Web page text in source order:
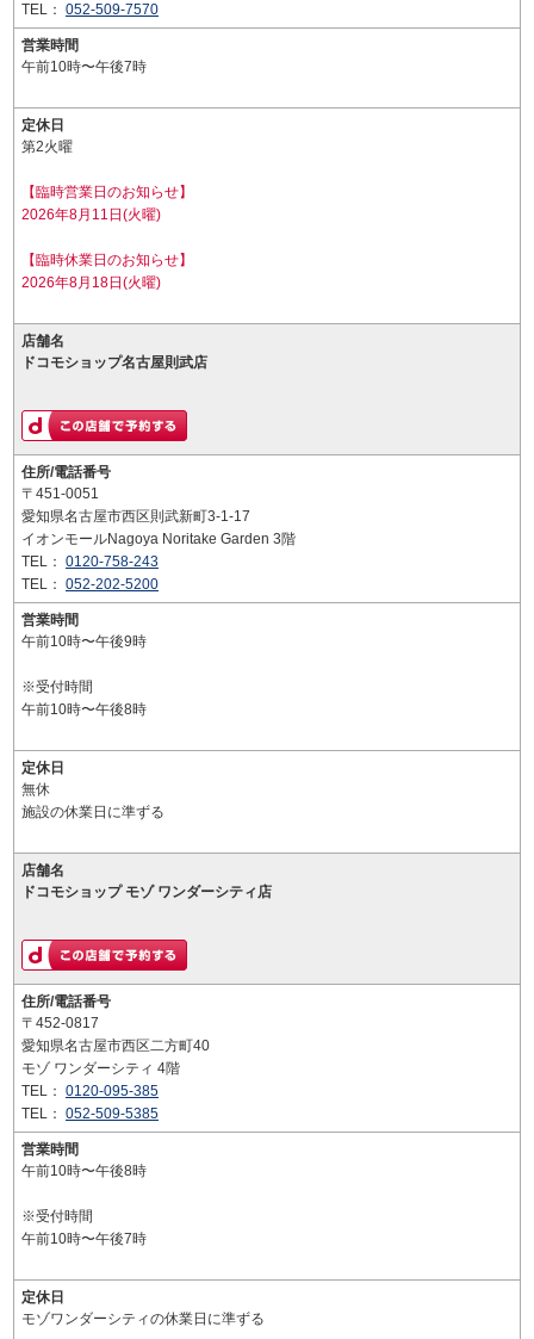
TEL： 052-509-7570
営業時間
午前10時〜午後7時
定休日
第2火曜
【臨時営業日のお知らせ】
2026年8月11日(火曜)
【臨時休業日のお知らせ】
2026年8月18日(火曜)
店舗名
ドコモショップ名古屋則武店
住所/電話番号
〒451-0051
愛知県名古屋市西区則武新町3-1-17
イオンモールNagoya Noritake Garden 3階
TEL： 0120-758-243
TEL： 052-202-5200
営業時間
午前10時〜午後9時
※受付時間
午前10時〜午後8時
定休日
無休
施設の休業日に準ずる
店舗名
ドコモショップ モゾ ワンダーシティ店
住所/電話番号
〒452-0817
愛知県名古屋市西区二方町40
モゾ ワンダーシティ 4階
TEL： 0120-095-385
TEL： 052-509-5385
営業時間
午前10時〜午後8時
※受付時間
午前10時〜午後7時
定休日
モゾワンダーシティの休業日に準ずる